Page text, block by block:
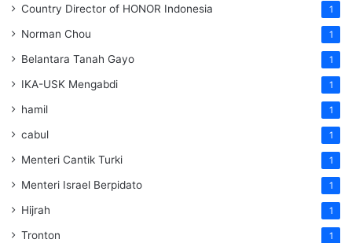
Country Director of HONOR Indonesia 1
Norman Chou 1
Belantara Tanah Gayo 1
IKA-USK Mengabdi 1
hamil 1
cabul 1
Menteri Cantik Turki 1
Menteri Israel Berpidato 1
Hijrah 1
Tronton 1